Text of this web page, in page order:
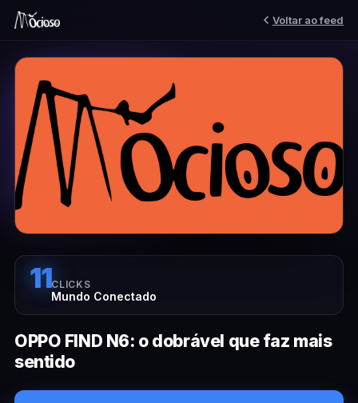
Voltar ao feed
11CLICKS
Mundo Conectado
OPPO FIND N6: o dobrável que faz mais
sentido